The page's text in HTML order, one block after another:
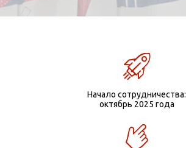
Начало сотрудничества:
октябрь 2025 года